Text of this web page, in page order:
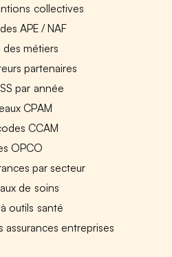
collectives
APE / NAF
des métiers
partenaires
par année
CPAM
CCAM
OPCO
par secteur
de soins
outils santé
assurances entreprises